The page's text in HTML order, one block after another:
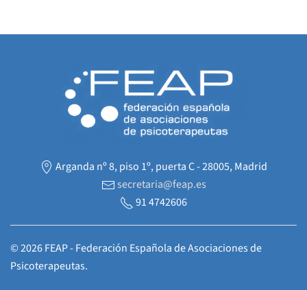
Arganda nº 8, piso 1º, puerta C - 28005, Madrid
secretaria@feap.es
91 4742606
©2026FEAP - Federación Española de Asociaciones de
Psicoterapeutas.